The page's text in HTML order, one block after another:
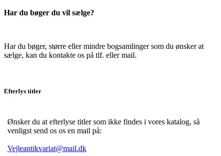
Har du bøger du vil sælge?
Har du bøger, større eller mindre bogsamlinger som du ønsker at
sælge, kan du kontakte os på tlf. eller mail.
Efterlys titler
Ønsker du at efterlyse titler som ikke findes i vores katalog, så
venligst send os os en mail på:
Vejleantikvariat@mail.dk